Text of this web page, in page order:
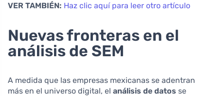
VER TAMBIÉN: Haz clic aquí para leer otro artículo
Nuevas fronteras en el
análisis de SEM
A medida que las empresas mexicanas se adentran
más en el universo digital, el análisis de datos se